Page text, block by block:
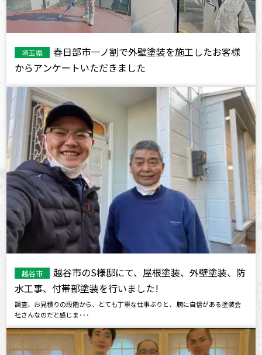
埼玉県
春日部市一ノ割で外壁塗装を施工したお客様
からアンケートいただきました
越谷市
越谷市のS様邸にて、屋根塗装、外壁塗装、防
水工事、付帯部塗装を行いました!
調査、お見積りの段階から、とても丁寧な仕事ぶりと、 腕に自信がある塗装会
社さんなのだと感じま･･･